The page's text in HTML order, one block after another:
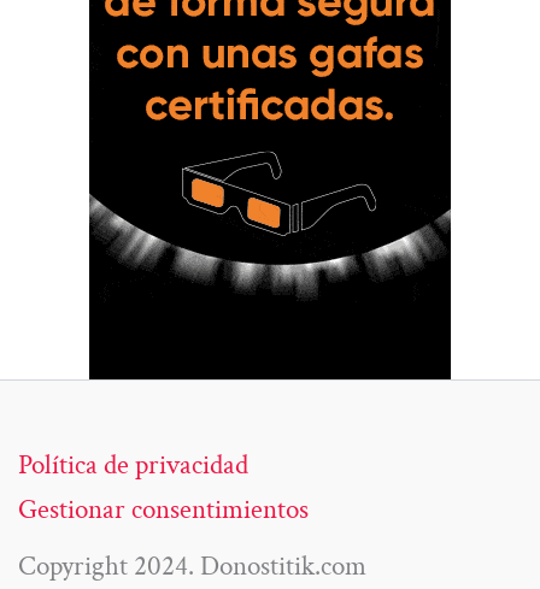
Política de privacidad
Gestionar consentimientos
Copyright 2024. Donostitik.com